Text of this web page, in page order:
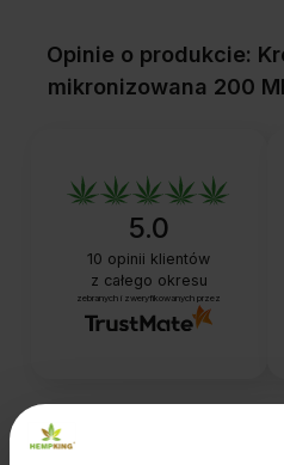
Opinie o produkcie:
mikronizowana 200
5.0
10 opinii klientów
z całego okresu
zebranych i zweryfikowanych przez